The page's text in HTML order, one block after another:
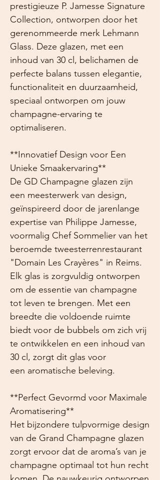
prestigieuze P. Jamesse Signature
Collection, ontworpen door het
gerenommeerde merk Lehmann
Glass. Deze glazen, met een
inhoud van 30 cl, belichamen de
perfecte balans tussen elegantie,
functionaliteit en duurzaamheid,
speciaal ontworpen om jouw
champagne-ervaring te
optimaliseren.
**Innovatief Design voor Een
Unieke Smaakervaring**
De GD Champagne glazen zijn
een meesterwerk van design,
geïnspireerd door de jarenlange
expertise van Philippe Jamesse,
voormalig Chef Sommelier van het
beroemde tweesterrenrestaurant
"Domain Les Crayères" in Reims.
Elk glas is zorgvuldig ontworpen
om de essentie van champagne
tot leven te brengen. Met een
breedte die voldoende ruimte
biedt voor de bubbels om zich vrij
te ontwikkelen en een inhoud van
30 cl, zorgt dit glas voor
een aromatische beleving.
**Perfect Gevormd voor Maximale
Aromatisering**
Het bijzondere tulpvormige design
van de Grand Champagne glazen
zorgt ervoor dat de aroma’s van je
champagne optimaal tot hun recht